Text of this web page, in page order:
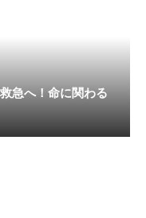
急へ！命に関わる